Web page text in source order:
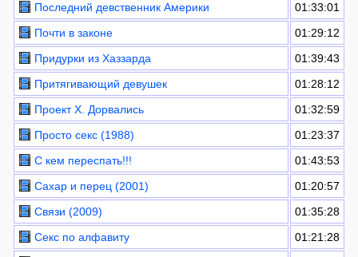
Последний девственник Америки
01:33:01
Почти в законе
01:29:12
Придурки из Хаззарда
01:39:43
Притягивающий девушек
01:28:12
Проект X. Дорвались
01:32:59
Просто секс (1988)
01:23:37
С кем переспать!!!
01:43:53
Сахар и перец (2001)
01:20:57
Связи (2009)
01:35:28
Секс по алфавиту
01:21:28